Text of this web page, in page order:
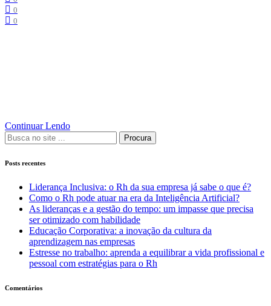
0
0
Continuar Lendo
Procura
Posts recentes
Liderança Inclusiva: o Rh da sua empresa já sabe o que é?
Como o Rh pode atuar na era da Inteligência Artificial?
As lideranças e a gestão do tempo: um impasse que precisa
ser otimizado com habilidade
Educação Corporativa: a inovação da cultura da
aprendizagem nas empresas
Estresse no trabalho: aprenda a equilibrar a vida profissional e
pessoal com estratégias para o Rh
Comentários